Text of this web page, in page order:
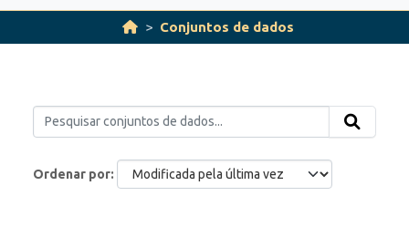
Conjuntos de dados
Ordenar por